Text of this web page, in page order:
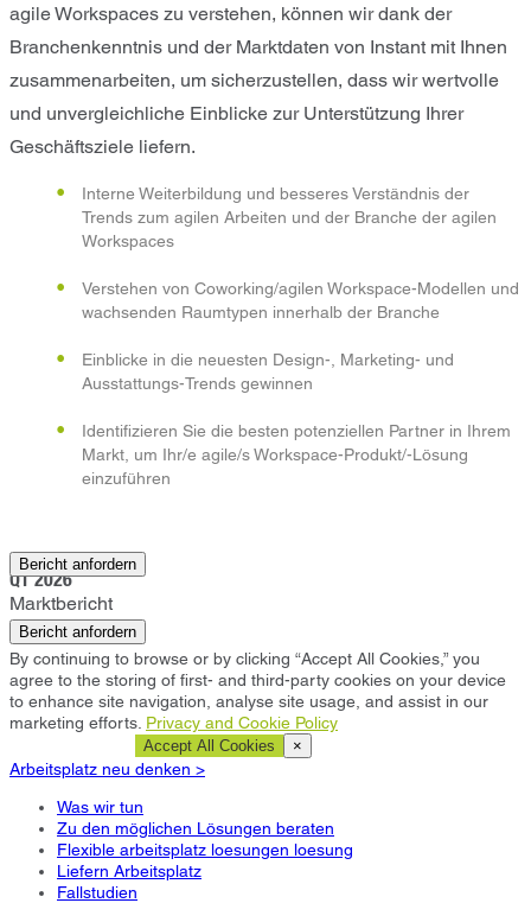
agile Workspaces zu verstehen, können wir dank der
Branchenkenntnis und der Marktdaten von Instant mit Ihnen
zusammenarbeiten, um sicherzustellen, dass wir wertvolle
und unvergleichliche Einblicke zur Unterstützung Ihrer
Geschäftsziele liefern.
Interne Weiterbildung und besseres Verständnis der
Trends zum agilen Arbeiten und der Branche der agilen
Workspaces
Verstehen von Coworking/agilen Workspace-Modellen und
wachsenden Raumtypen innerhalb der Branche
Einblicke in die neuesten Design-, Marketing- und
Ausstattungs-Trends gewinnen
Identifizieren Sie die besten potenziellen Partner in Ihrem
Markt, um Ihr/e agile/s Workspace-Produkt/-Lösung
einzuführen
Bericht anfordern
Croydon
Q1 2026
Marktbericht
Bericht anfordern
By continuing to browse or by clicking “Accept All Cookies,” you
agree to the storing of first- and third-party cookies on your device
to enhance site navigation, analyse site usage, and assist in our
marketing efforts. Privacy and Cookie Policy
Accept All Cookies ×
Arbeitsplatz neu denken >
Was wir tun
Zu den möglichen Lösungen beraten
Flexible arbeitsplatz loesungen loesung
Liefern Arbeitsplatz
Fallstudien